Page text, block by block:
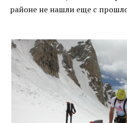
районе не нашли еще с